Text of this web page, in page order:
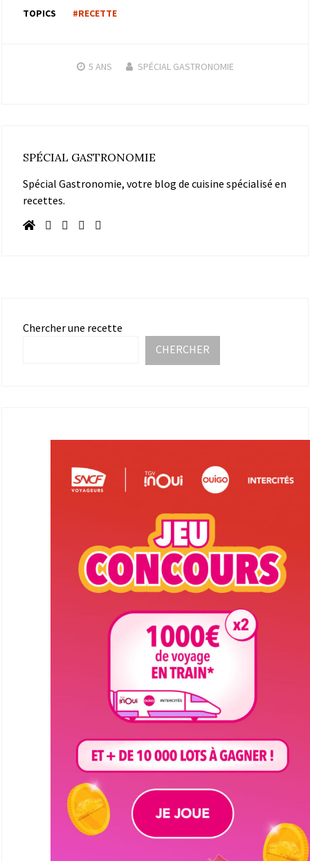
TOPICS #RECETTE
5 ANS SPÉCIAL GASTRONOMIE
SPÉCIAL GASTRONOMIE
Spécial Gastronomie, votre blog de cuisine spécialisé en
recettes.
Chercher une recette
CHERCHER